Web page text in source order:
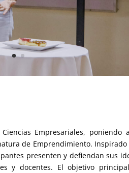
Empresariales,
de Emprendimiento.
presenten y defiendan sus
y docentes. El objetivo